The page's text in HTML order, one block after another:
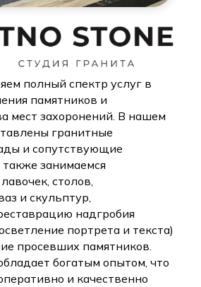
полный спектр услуг в
памятников и
мест захоронений. В нашем
гранитные
и сопутствующие
занимаемся
столов,
и скульптур,
надгробия
портрета и текста)
просевших памятников.
богатым опытом, что
и качественно